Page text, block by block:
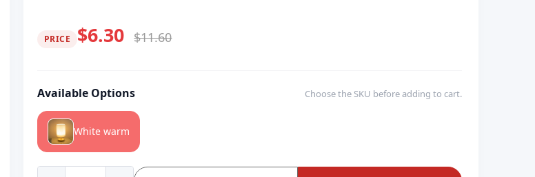
PRICE $6.30 $11.60
Available Options Choose the SKU before adding to cart.
White warm